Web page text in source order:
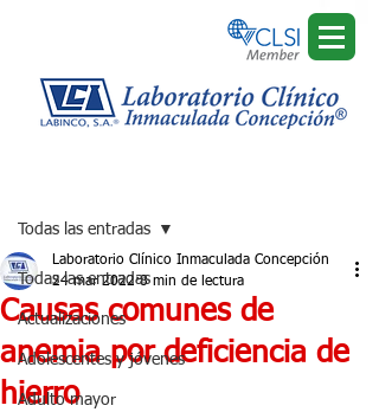
Todas las entradas
Actualizaciones
Adolescentes y jóvenes
Adulto mayor
Todas las entradas
Causas comunes de
anemia por deficiencia de
hierro
Laboratorio Clínico Inmaculada Concepción
24 mar 2022 8 min de lectura